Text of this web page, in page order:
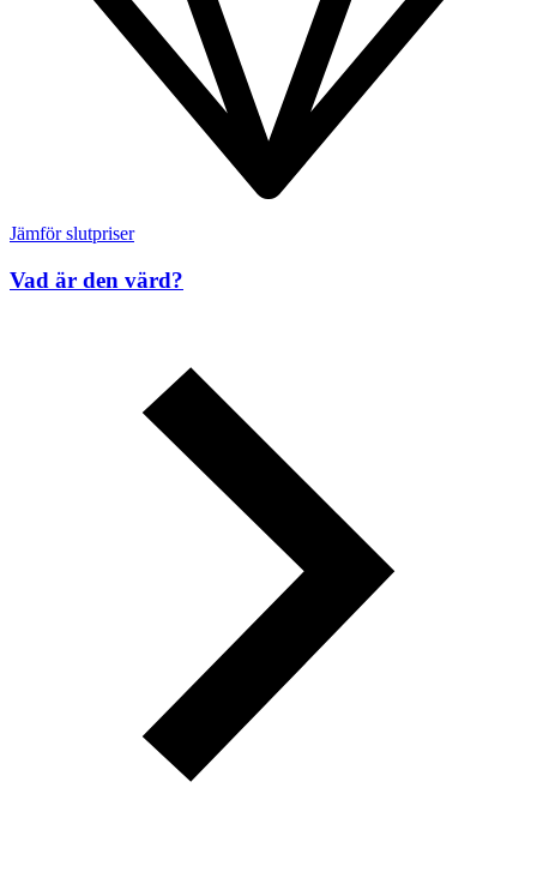
Jämför slutpriser
Vad är den värd?